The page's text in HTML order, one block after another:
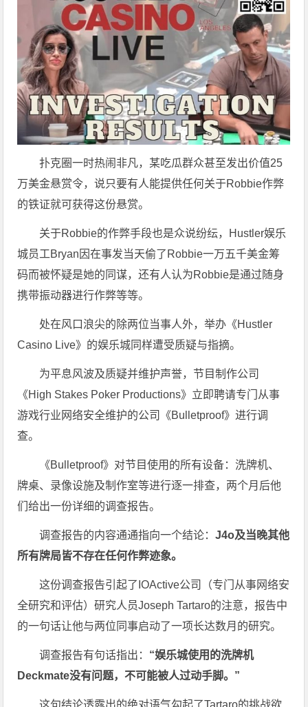
扑克圈一时热闹非凡，某吃瓜群众甚至发出价值25
万美金悬赏令，说只要有人能提供任何关于Robbie作弊
的铁证就可获得这份悬赏。
关于Robbie的作弊手段也是众说纷纭，Hustler娱乐
城员工Bryan因在事发当天偷了Robbie一万五千美金筹
码而被怀疑是她的同谋，还有人认为Robbie是通过随身
携带振动器进行作弊等等。
处在风口浪尖的除两位当事人外，举办《Hustler
Casino Live》的娱乐城同样遭受质疑与指摘。
为平息风波及质疑并维护声誉，节目制作公司
《High Stakes Poker Productions》立即聘请专门从事
游戏行业网络安全维护的公司《Bulletproof》进行调
查。
《Bulletproof》对节目使用的所有设备：洗牌机、
牌桌、录像设施及制作室等进行逐一排查，两个月后他
们给出一份详细的调查报告。
调查报告的内容通通指向一个结论：J4o及当晚其他
所有牌局皆不存在任何作弊迹象。
这份调查报告引起了IOActive公司（专门从事网络安
全研究和评估）研究人员Joseph Tartaro的注意，报告中
的一句话让他与两位同事启动了一项长达数月的研究。
调查报告有句话指出： “娱乐城使用的洗牌机
Deckmate没有问题，不可能被人过动手脚。”
这句结论透露出的绝对语气勾起了Tartaro的挑战欲